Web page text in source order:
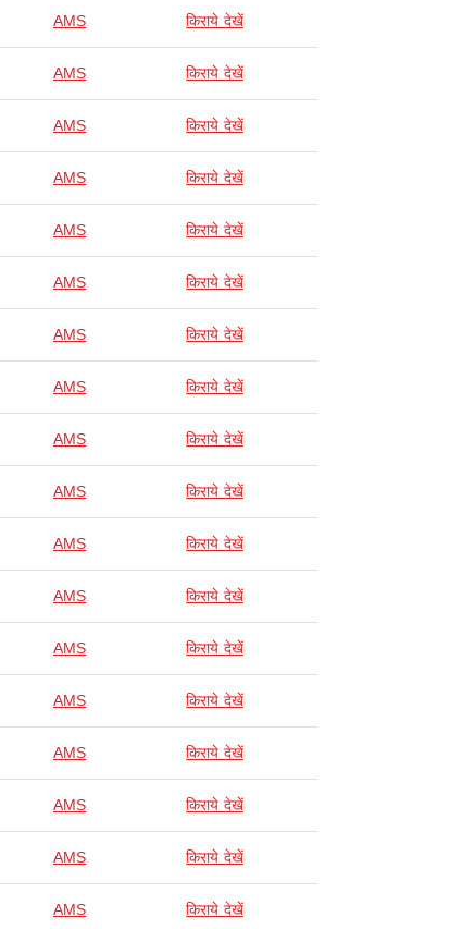
AMS किराये देखें
AMS किराये देखें
AMS किराये देखें
AMS किराये देखें
AMS किराये देखें
AMS किराये देखें
AMS किराये देखें
AMS किराये देखें
AMS किराये देखें
AMS किराये देखें
AMS किराये देखें
AMS किराये देखें
AMS किराये देखें
AMS किराये देखें
AMS किराये देखें
AMS किराये देखें
AMS किराये देखें
AMS किराये देखें